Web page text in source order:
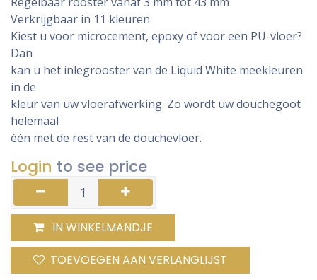
Verkrijgbaar in 11 kleuren
Kiest u voor microcement, epoxy of voor een PU-vloer?
Dan
kan u het inlegrooster van de Liquid White meekleuren
in de
kleur van uw vloerafwerking. Zo wordt uw douchegoot
helemaal
één met de rest van de douchevloer.
Login to see price
IN WINKELMANDJE
TOEVOEGEN AAN VERLANGLIJST